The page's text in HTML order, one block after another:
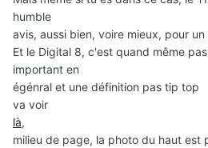
humble
avis, aussi bien, voire mieux, pour
Et le Digital 8, c'est quand même
important en
égénral et une définition pas tip top
va voir
là,
milieu de page, la photo du haut est